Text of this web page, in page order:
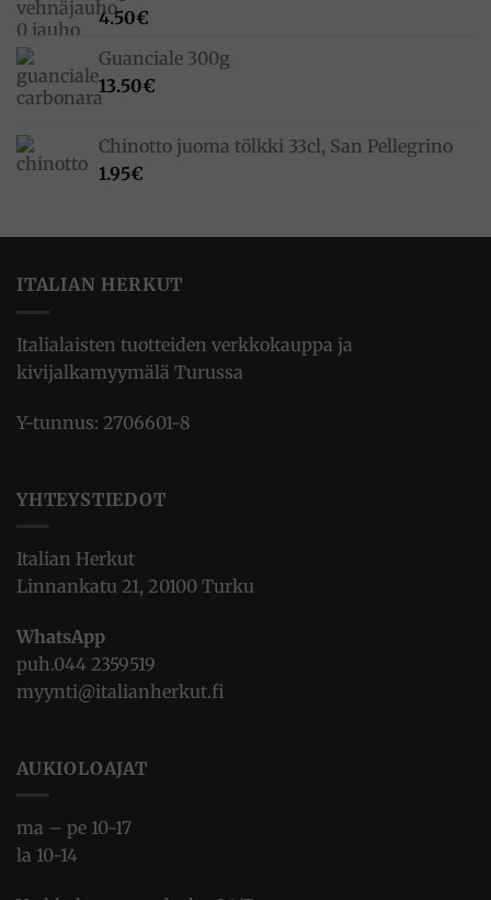
4.50€
Guanciale 300g
13.50€
Chinotto juoma tölkki 33cl, San Pellegrino
1.95€
ITALIAN HERKUT
Italialaisten tuotteiden verkkokauppa ja
kivijalkamyymälä Turussa
Y-tunnus: 2706601-8
YHTEYSTIEDOT
Italian Herkut
Linnankatu 21, 20100 Turku
WhatsApp
puh.044 2359519
myynti@italianherkut.fi
AUKIOLOAJAT
ma – pe 10-17
la 10-14